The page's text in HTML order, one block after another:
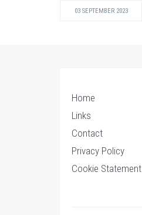
03 SEPTEMBER 2023
Home
Links
Contact
Privacy Policy
Cookie Statement